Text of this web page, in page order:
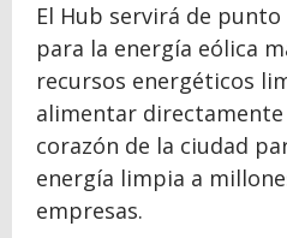
El Hub servirá de
para la energía eólica
recursos energéticos
alimentar
corazón de la ciudad
energía limpia a
empresas.